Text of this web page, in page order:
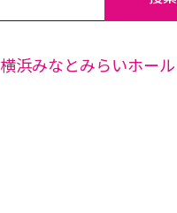
横浜みなとみらいホール